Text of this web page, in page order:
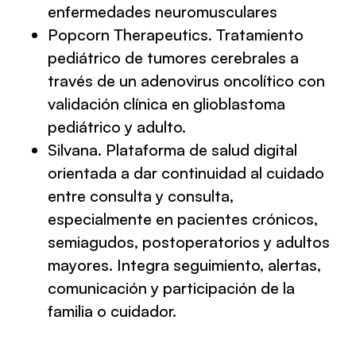
enfermedades neuromusculares
Popcorn Therapeutics. Tratamiento
pediátrico de tumores cerebrales a
través de un adenovirus oncolítico con
validación clínica en glioblastoma
pediátrico y adulto.
Silvana. Plataforma de salud digital
orientada a dar continuidad al cuidado
entre consulta y consulta,
especialmente en pacientes crónicos,
semiagudos, postoperatorios y adultos
mayores. Integra seguimiento, alertas,
comunicación y participación de la
familia o cuidador.